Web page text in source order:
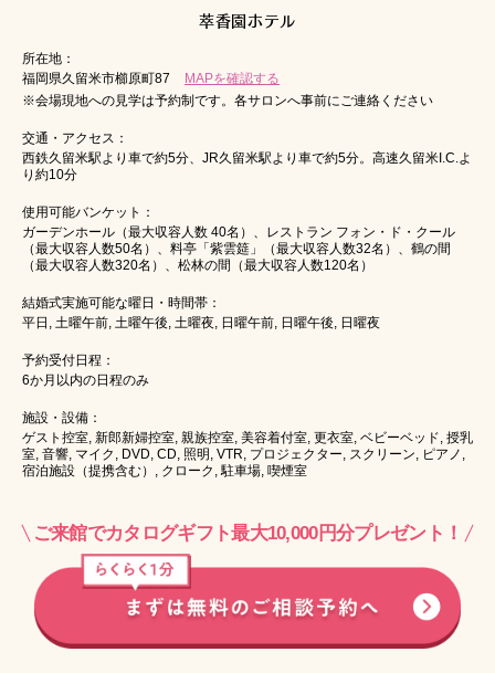
萃香園ホテル
所在地：
福岡県久留米市櫛原町87
MAPを確認する
※会場現地への見学は予約制です。各サロンへ事前にご連絡ください
交通・アクセス：
西鉄久留米駅より車で約5分、JR久留米駅より車で約5分。高速久留米I.C.よ
り約10分
使用可能バンケット：
ガーデンホール（最大収容人数 40名）、レストラン フォン・ド・クール
（最大収容人数50名）、料亭「紫雲筵」（最大収容人数32名）、鶴の間
（最大収容人数320名）、松林の間（最大収容人数120名）
結婚式実施可能な曜日・時間帯：
平日, 土曜午前, 土曜午後, 土曜夜, 日曜午前, 日曜午後, 日曜夜
予約受付日程：
6か月以内の日程のみ
施設・設備：
ゲスト控室, 新郎新婦控室, 親族控室, 美容着付室, 更衣室, ベビーベッド, 授乳
室, 音響, マイク, DVD, CD, 照明, VTR, プロジェクター, スクリーン, ピアノ,
宿泊施設（提携含む）, クローク, 駐車場, 喫煙室
ご来館でカタログギフト最大10,000円分プレゼント！